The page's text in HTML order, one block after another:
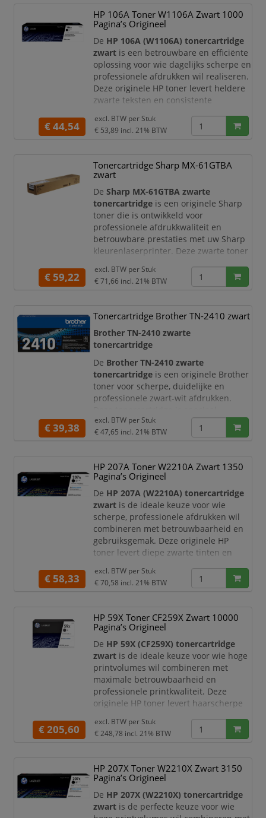
Met een capaciteit tot circa1.000
pagina’s is deze tonercartridge perfect
geschikt voor thuisgebruik en kleine
kan
HP 106A Toner W1106A Zwart 1000
Pagina’s Origineel
De HP 106A (W1106A) tonercartridge
zwart is een betrouwbare en efficiënte
oplossing voor wie dagelijks scherpe en
professionele afdrukken wil realiseren.
Deze originele HP toner levert heldere
zwarte teksten en consistente
documenten altijd een verzorgde en
professionele uitstraling hebben.
pagina’sis deze tonercartridge ideaal
voor thuisgebruik en kleine
kantooromgevingen. U prof
€ 44,54
excl. BTW per Stuk
€ 53,89 incl. 21% BTW
Tonercartridge Sharp MX-61GTBA
zwart
DeSharp MX-61GTBA zwarte
tonercartridge is een originele Sharp
toner die is ontwikkeld voor
professionele afdrukkwaliteit en
betrouwbare prestaties met uw Sharp
kleurenlaserprinter. Deze zwarte toner
zwarttinten, duidelijke lijnen en een
consistente afdrukkwaliteit. Niet alleen
kleurenafdrukken profiteren van de
zwarte toner, omdat donkere
kleurvlakken, schaduwen en contrasten
kracht
€ 59,22
excl. BTW per Stuk
€ 71,66 incl. 21% BTW
Tonercartridge Brother TN-2410 zwart
Brother TN-2410 zwarte
tonercartridge
De Brother TN-2410 zwarte
tonercartridge is een originele Brother
toner voor scherpe, duidelijke en
professionele zwart-wit afdrukken.
ontwikkeld voor compacte Brother
zwart-witlaserprinters en levert
zakelijke omgeving.
Met deze originele Brother toner print
u heldere documenten met strakke tek
€ 39,38
excl. BTW per Stuk
€ 47,65 incl. 21% BTW
HP 207A Toner W2210A Zwart 1350
Pagina’s Origineel
De HP 207A (W2210A) tonercartridge
zwart is de ideale keuze voor wie
scherpe, professionele afdrukken wil
combineren met betrouwbaarheid en
gebruiksgemak. Deze originele HP
toner levert diepe zwarte tinten en
iedere afdruk.
geschikt voor thuiswerkplekken en
kleine tot middelgrote kantoren. U
profiteert van betrouwbare prestaties
€ 58,33
excl. BTW per Stuk
€ 70,58 incl. 21% BTW
HP 59X Toner CF259X Zwart 10000
Pagina’s Origineel
De HP 59X (CF259X) tonercartridge
zwart is de ideale keuze voor wie hoge
printvolumes wil combineren met
maximale betrouwbaarheid en
professionele printkwaliteit. Deze
originele HP toner levert haarscherpe
waardoor uw documenten altijd een
representatieve en professionele
Met een hoge capaciteit tot circa
10.000 pagina’sis deze high yield
tonercartridge perfect geschikt voor
intensief gebrui
€ 205,60
excl. BTW per Stuk
€ 248,78 incl. 21% BTW
HP 207X Toner W2210X Zwart 3150
Pagina’s Origineel
De HP 207X (W2210X) tonercartridge
zwart is de perfecte keuze voor wie